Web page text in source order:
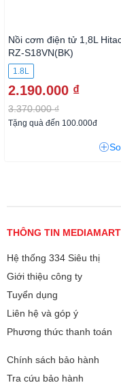
Nồi cơm điện tử 1,8L
RZ-S18VN(BK)
1.8L
2.190.000 ₫
3.370.000 ₫
Tặng quà đến 100.000đ
THÔNG TIN MEDIAMART
Hệ thống 334 Siêu thị
Giới thiệu công ty
Tuyển dụng
Liên hệ và góp ý
Phương thức thanh toán
Chính sách bảo hành
Tra cứu bảo hành